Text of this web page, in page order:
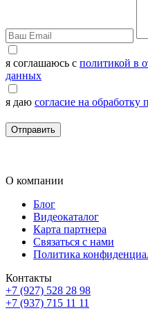
я соглашаюсь с политикой в
данных
я даю согласие на
Отправить
О компании
Блог
Видеокаталог
Карта партнера
Связаться с нами
Политика
Контакты
+7 (927) 528 28 98
+7 (937) 715 11 11